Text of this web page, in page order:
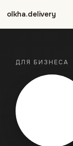
olkha.delivery
ДЛЯ БИЗНЕСА